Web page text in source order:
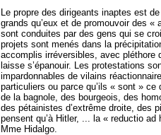
Le propre des dirigeants inaptes est
grands qu’eux et de promouvoir des «
sont conduites par des gens qui se
projets sont menés dans la
accomplis irréversibles, avec pléthore
laisse s’épanouir. Les protestations
impardonnables de vilains
particuliers ou parce qu’ils « sont »
de la bagnole, des bourgeois, des
des pétainistes d’extrême droite, des
pensent qu’à Hitler, ... la « reductio
Mme Hidalgo.